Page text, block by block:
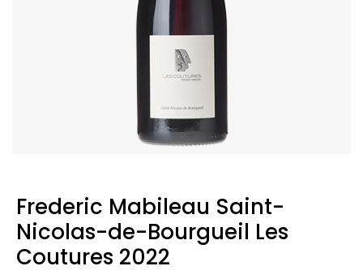
Frederic Mabileau Saint-
Nicolas-de-Bourgueil Les
Coutures 2022